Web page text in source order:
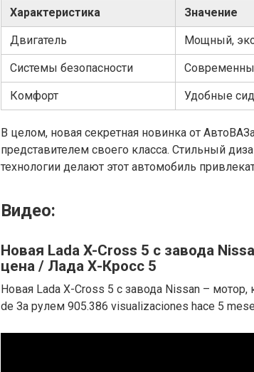
Характеристика Значение
Двигатель Мощный,
Системы безопасности
Комфорт Удобные
В целом, новая секретная новинка от
представителем своего класса. Стильный
технологии делают этот автомобиль
Видео:
Новая Lada X-Cross 5 с завода
цена / Лада Х-Кросс 5
Новая Lada X-Cross 5 с завода Nissan –
de За рулем 905.386 visualizaciones hace 5